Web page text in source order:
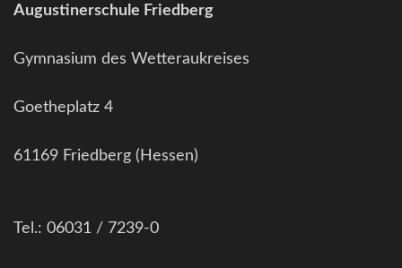
Augustinerschule Friedberg
Gymnasium des Wetteraukreises
Goetheplatz 4
61169 Friedberg (Hessen)
Tel.: 06031 / 7239-0